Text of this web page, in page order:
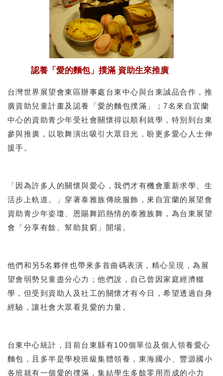
認養「愛的麵包」撲滿 資助生來推廣
台灣世界展望會東區辦事處台東中心與台東誠品合作，推
廣資助兒童計畫及認養「愛的麵包撲滿」；7名來自宜蘭
中心的資助青少年受社會關懷得以順利就學，特別到台東
參與推廣，以歌舞演出吸引大眾目光，盼更多愛心人士伸
援手。
「因為許多人的關懷與愛心，我們才有機會重新求學、生
活步上軌道。」穿著泰雅族傳統服飾，來自宜蘭的展望會
資助青少年姿瓊、恩賜舞蹈熱情的泰雅族舞，為台東展望
會「分享有餘、幫助貧窮」開場。
他們和另5名夥伴也帶來多首曲碼表演，精心呈現，為展
望會弱勢兒童盡分心力；他們說，自己曾因家庭經濟輟
學，但受到資助人及社工的關懷才有今日，希望透過自身
經驗，讓社會大眾看見愛的力量。
台東中心統計，目前台東縣有100個單位及個人領養愛心
麵包，且多半是學校班級集體領養，東海國小、豐源國小
各班就有一個愛的撲滿，集結學生多餘零用而成的小力